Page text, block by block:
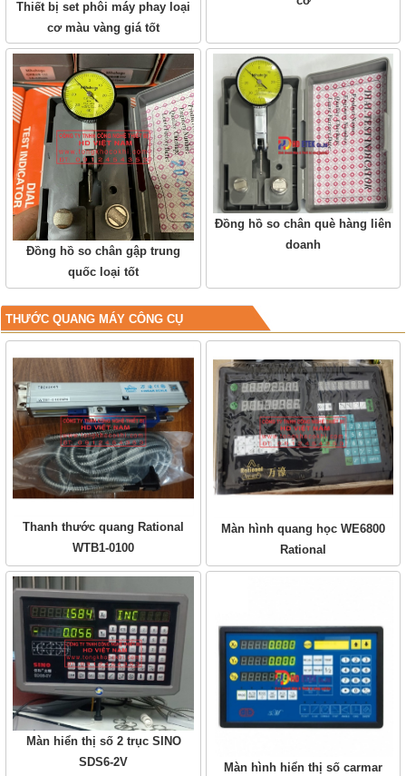
Thiết bị set phôi máy phay loại
cơ màu vàng giá tốt
Đồng hồ so chân gập trung
quốc loại tốt
Đồng hồ so chân què hàng liên
doanh
THƯỚC QUANG MÁY CÔNG CỤ
Thanh thước quang Rational
WTB1-0100
Màn hình quang học WE6800
Rational
Màn hiển thị số 2 trục SINO
SDS6-2V
Màn hình hiển thị số carmar